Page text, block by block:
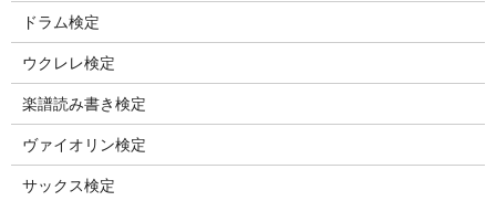
ドラム検定
ウクレレ検定
楽譜読み書き検定
ヴァイオリン検定
サックス検定